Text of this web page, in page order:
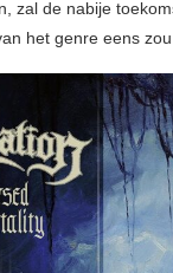
zal de nabije
het genre eens